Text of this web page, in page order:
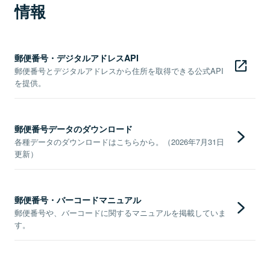
情報
郵便番号・デジタルアドレスAPI
郵便番号とデジタルアドレスから住所を取得できる公式API
を提供。
郵便番号データのダウンロード
各種データのダウンロードはこちらから。（2026年7月31日
更新）
郵便番号・バーコードマニュアル
郵便番号や、バーコードに関するマニュアルを掲載していま
す。